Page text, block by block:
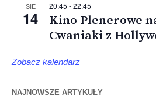
SIE
14
20:45 -22:45
Kino Plenerowe
Cwaniaki z
Zobacz kalendarz
NAJNOWSZE ARTYKUŁY